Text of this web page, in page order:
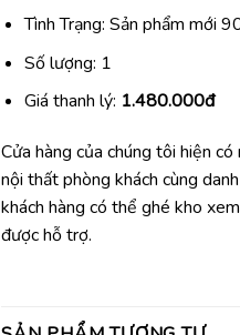
Tình Trạng: Sản phẩm mới
Số lượng: 1
Giá thanh lý: 1.480.000đ
Cửa hàng của chúng tôi hiện có
nội thất phòng khách cùng
khách hàng có thể ghé kho
được hỗ trợ.